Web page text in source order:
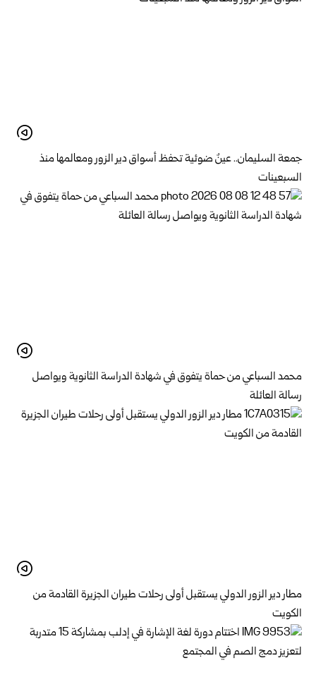
جمعة السليمان.. عينٌ ضوئية تحفظ أسواق دير الزور ومعالمها منذ
السبعينات
محمد السباعي من حماة يتفوق في شهادة الدراسة الثانوية ويواصل
رسالة العائلة
مطار دير الزور الدولي يستقبل أولى رحلات طيران الجزيرة ‏القادمة من
الكويت